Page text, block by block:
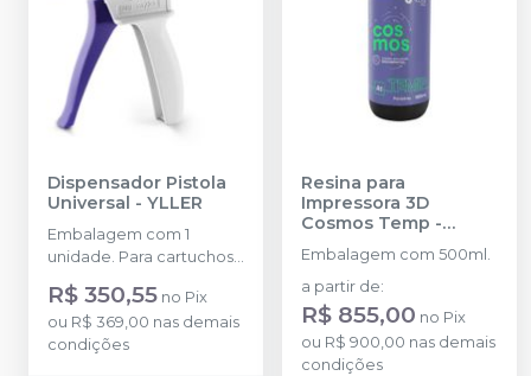
Dispensador Pistola
Universal - YLLER
Embalagem com 1
unidade. Para cartuchos
R$ 350,55 no Pix
ou R$ 369,00 nas demais
condições
Resina para
Impressora 3D
Cosmos Temp -
YLLER
Embalagem com 500ml.
a partir de:
R$ 855,00 no Pix
ou R$ 900,00 nas demais
condições